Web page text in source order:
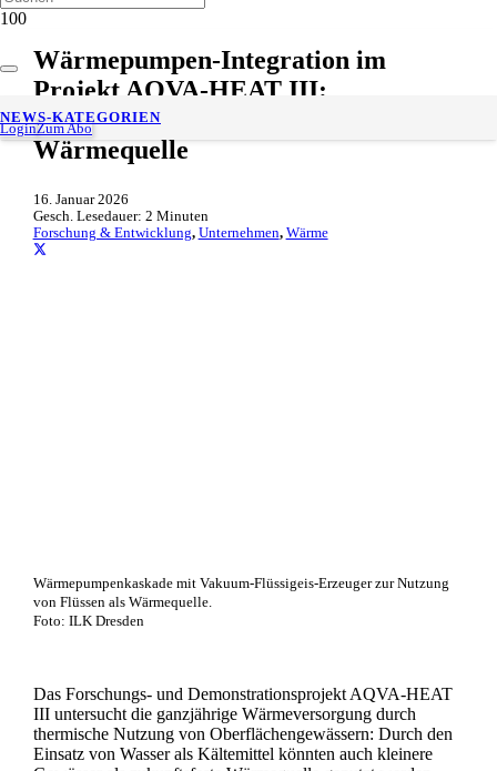
LoginZum Abo
NEWS-KATEGORIEN
Wärmepumpen-Integration im
Projekt AQVA-HEAT III:
Oberflächengewässer als
Wärmequelle
16. Januar 2026
Gesch. Lesedauer: 2 Minuten
Forschung & Entwicklung, Unternehmen, Wärme
Wärmepumpenkaskade mit Vakuum-Flüssigeis-Erzeuger zur Nutzung
von Flüssen als Wärmequelle.
Foto: ILK Dresden
Das Forschungs- und Demonstrationsprojekt AQVA-HEAT
III untersucht die ganzjährige Wärmeversorgung durch
thermische Nutzung von Oberflächengewässern: Durch den
Einsatz von Wasser als Kältemittel könnten auch kleinere